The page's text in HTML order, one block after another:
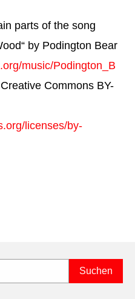
parts of the song
by Podington Bear
music/Podington_B
Commons BY-
licenses/by-